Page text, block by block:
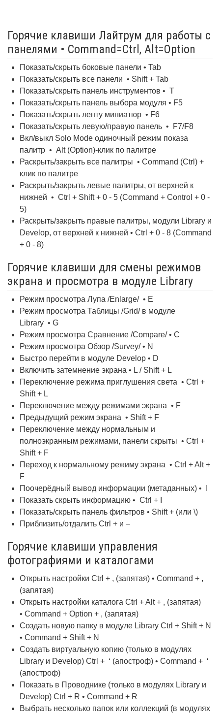
Горячие клавиши Лайтрум для работы с
панелями • Command=Ctrl, Alt=Option
Показать/скрыть боковые панели • Tab
Показать/скрыть все панели • Shift + Tab
Показать/скрыть панель инструментов • T
Показать/скрыть панель выбора модуля • F5
Показать/скрыть ленту миниатюр • F6
Показать/скрыть левую/правую панель • F7/F8
Вкл/выкл Solo Mode одиночный режим показа
палитр • Alt (Option)-клик по палитре
Раскрыть/закрыть все палитры • Command (Ctrl) +
клик по палитре
Раскрыть/закрыть левые палитры, от верхней к
нижней • Ctrl + Shift + 0 - 5 (Command + Control + 0 -
5)
Раскрыть/закрыть правые палитры, модули Library и
Develop, от верхней к нижней • Ctrl + 0 - 8 (Command
+ 0 - 8)
Горячие клавиши для смены режимов
экрана и просмотра в модуле Library
Режим просмотра Лупа /Enlarge/ • E
Режим просмотра Таблицы /Grid/ в модуле
Library • G
Режим просмотра Сравнение /Compare/ • C
Режим просмотра Обзор /Survey/ • N
Быстро перейти в модуле Develop • D
Включить затемнение экрана • L / Shift + L
Переключение режима приглушения света • Ctrl +
Shift + L
Переключение между режимами экрана • F
Предыдущий режим экрана • Shift + F
Переключение между нормальным и
полноэкранным режимами, панели скрыты • Ctrl +
Shift + F
Переход к нормальному режиму экрана • Ctrl + Alt +
F
Поочерёдный вывод информации (метаданных) • I
Показать скрыть информацию • Ctrl + I
Показать/скрыть панель фильтров • Shift + (или \)
Приблизить/отдалить Ctrl + и –
Горячие клавиши управления
фотографиями и каталогами
Открыть настройки Ctrl + , (запятая) • Command + ,
(запятая)
Открыть настройки каталога Ctrl + Alt + , (запятая)
• Command + Option + , (запятая)
Создать новую папку в модуле Library Ctrl + Shift + N
• Command + Shift + N
Создать виртуальную копию (только в модулях
Library и Develop) Ctrl + ‘ (апостроф) • Command + ‘
(апостроф)
Показать в Проводнике (только в модулях Library и
Develop) Ctrl + R • Command + R
Выбрать несколько папок или коллекций (в модулях